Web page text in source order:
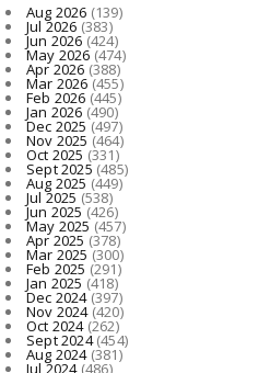
Aug 2026 (139)
Jul 2026 (383)
Jun 2026(424)
May 2026(474)
Apr 2026 (388)
Mar 2026(455)
Feb 2026 (445)
Jan 2026 (490)
Dec 2025(497)
Nov 2025 (464)
Oct 2025 (331)
Sept 2025 (485)
Aug 2025 (449)
Jul 2025 (538)
Jun 2025(426)
May 2025(457)
Apr 2025 (378)
Mar 2025 (300)
Feb 2025 (291)
Jan 2025 (418)
Dec 2024(397)
Nov 2024(420)
Oct 2024(262)
Sept 2024(454)
Aug 2024(381)
Jul 2024(486)